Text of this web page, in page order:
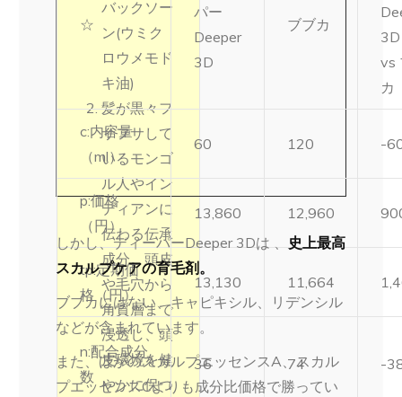
バックソー
ン(ウミク
ロウメモド
キ油)
髪が黒々フ
サフサして
いるモンゴ
ル人やイン
ディアンに
伝わる伝承
成分。頭皮
や毛穴から
角質層まで
浸透し、頭
皮環境を健
やかに保つ
☆
パー
Deeper
3D
ブブカ
vs
カ
c:内容量
（ml）
60 120 -
p:価格
（円）
13,860 12,960
tp:定期価
格（円）
13,130 11,664
n:配合成分
数
36 74 -
しかし、ディーパーDeeper 3Dは 、 史上最高
スカルプケアの育毛剤。
ブブカにはない、キャピキシル、リデンシル
などが含まれています。
また、ほかのスカルプエッセンスA、スカル
プエッセンスCよりも成分比価格で勝ってい